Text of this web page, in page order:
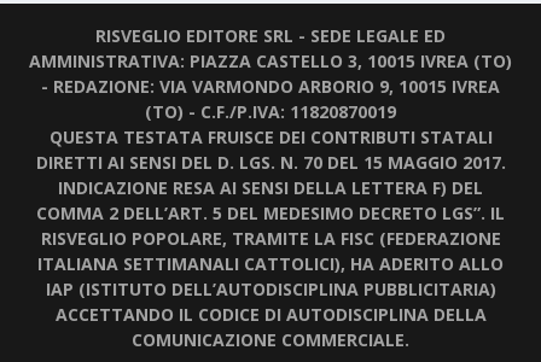
RISVEGLIO EDITORE SRL - SEDE LEGALE ED
AMMINISTRATIVA: PIAZZA CASTELLO 3, 10015 IVREA (TO)
- REDAZIONE: VIA VARMONDO ARBORIO 9, 10015 IVREA
(TO) - C.F./P.IVA: 11820870019
QUESTA TESTATA FRUISCE DEI CONTRIBUTI STATALI
DIRETTI AI SENSI DEL D. LGS. N. 70 DEL 15 MAGGIO 2017.
INDICAZIONE RESA AI SENSI DELLA LETTERA F) DEL
COMMA 2 DELL’ART. 5 DEL MEDESIMO DECRETO LGS”. IL
RISVEGLIO POPOLARE, TRAMITE LA FISC (FEDERAZIONE
ITALIANA SETTIMANALI CATTOLICI), HA ADERITO ALLO
IAP (ISTITUTO DELL’AUTODISCIPLINA PUBBLICITARIA)
ACCETTANDO IL CODICE DI AUTODISCIPLINA DELLA
COMUNICAZIONE COMMERCIALE.